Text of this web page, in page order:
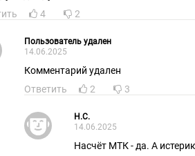
4 2
Пользователь удален
14.06.2025
Комментарий удален
Ответить
2 3
H.C.
14.06.2025
Насчёт МТК - да. А